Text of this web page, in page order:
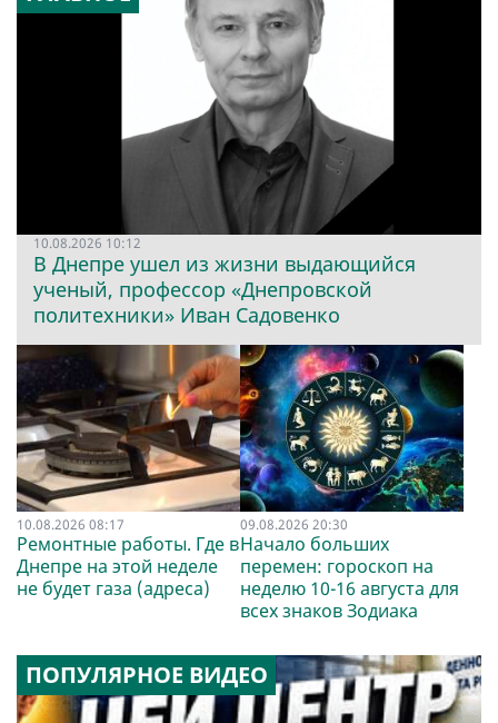
10.08.2026 10:12
В Днепре ушел из жизни выдающийся
ученый, профессор «Днепровской
политехники» Иван Садовенко
10.08.2026 08:17
Ремонтные работы. Где в
Днепре на этой неделе
не будет газа (адреса)
09.08.2026 20:30
Начало больших
перемен: гороскоп на
неделю 10-16 августа для
всех знаков Зодиака
ПОПУЛЯРНОЕ ВИДЕО